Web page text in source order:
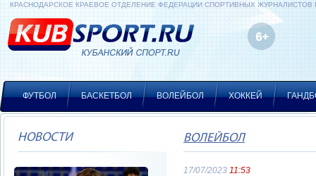
КРАСНОДАРСКОЕ КРАЕВОЕ ОТДЕЛЕНИЕ ФЕДЕРАЦИИ СПОРТИВНЫХ ЖУРНАЛИСТОВ
ФУТБОЛ БАСКЕТБОЛ ВОЛЕЙБОЛ ХОККЕЙ
НОВОСТИ ВОЛЕЙБОЛ
17/07/2023 11:53